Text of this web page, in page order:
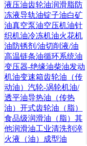
液压油齿轮油润滑脂防
冻液导轨油锭子油白矿
油真空泵油空压机油针
织机油冷冻机油火花机
油防锈剂/油切削液/油
高温链条油循环系统油
变压器-绝缘油柴油发动
机油变速箱齿轮油（传
动油） 汽轮-涡轮机油/
透平油导热油（传热
油） 开式齿轮油（脂）
食品级润滑油（脂） 其
他润滑油工业清洗剂 淬
火液（油）
成型油